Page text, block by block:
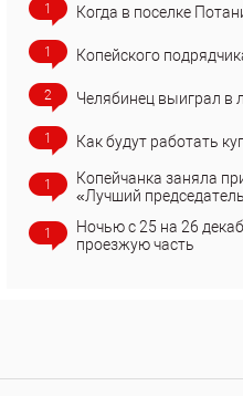
1 Когда в поселке
1 Копейского
2 Челябинец выиграл в
1 Как будут работать
1
Копейчанка заняла
«Лучший
1
Ночью с 25 на 26
проезжую часть